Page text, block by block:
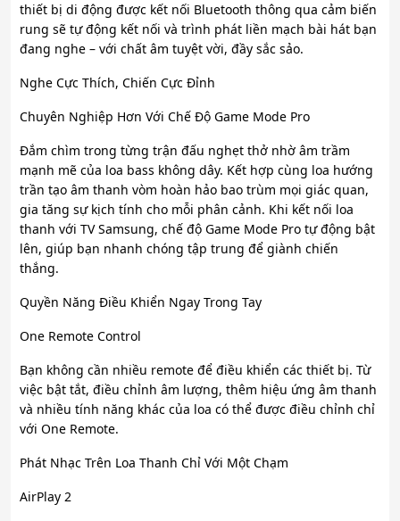
thiết bị di động được kết nối Bluetooth thông qua cảm biến
rung sẽ tự động kết nối và trình phát liền mạch bài hát bạn
đang nghe – với chất âm tuyệt vời, đầy sắc sảo.
Nghe Cực Thích, Chiến Cực Đỉnh
Chuyên Nghiệp Hơn Với Chế Độ Game Mode Pro
Đắm chìm trong từng trận đấu nghẹt thở nhờ âm trầm
mạnh mẽ của loa bass không dây. Kết hợp cùng loa hướng
trần tạo âm thanh vòm hoàn hảo bao trùm mọi giác quan,
gia tăng sự kịch tính cho mỗi phân cảnh. Khi kết nối loa
thanh với TV Samsung, chế độ Game Mode Pro tự động bật
lên, giúp bạn nhanh chóng tập trung để giành chiến
thắng.
Quyền Năng Điều Khiển Ngay Trong Tay
One Remote Control
Bạn không cần nhiều remote để điều khiển các thiết bị. Từ
việc bật tắt, điều chỉnh âm lượng, thêm hiệu ứng âm thanh
và nhiều tính năng khác của loa có thể được điều chỉnh chỉ
với One Remote.
Phát Nhạc Trên Loa Thanh Chỉ Với Một Chạm
AirPlay 2